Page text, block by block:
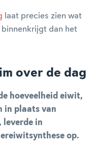
laat precies zien wat
dan het
over de dag
hoeveelheid eiwit,
in plaats van
leverde in
op.